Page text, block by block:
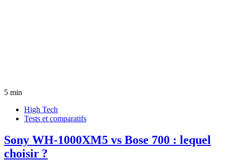
5 min
High Tech
Tests et comparatifs
Sony WH-1000XM5 vs Bose 700 : lequel
choisir ?